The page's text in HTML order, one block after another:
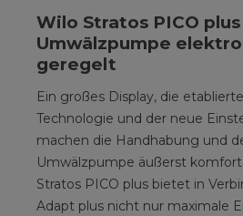
Wilo Stratos PICO
Umwälzpumpe
geregelt
Ein großes Display, die
Technologie und der neue
machen die Handhabung und
Umwälzpumpe äußerst
Stratos PICO plus bietet in
Adapt plus nicht nur maximale